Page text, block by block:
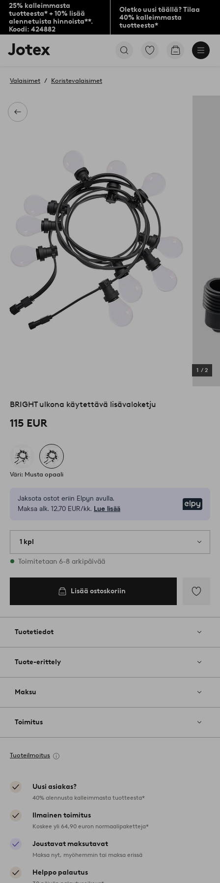
25% kalleimmasta
tuotteesta* + 10% lisää
alennetuista hinnoista**.
Koodi: 424882
Oletko uusi täällä? Tilaa
40% kalleimmasta
tuotteesta*
Jotex-
logo
aloitussivulle
Siirry
Siirry
Takaisin
Valaisimet Koristevalaisimet
1 / 2
BRIGHT ulkona käytettävä lisävaloketju
115 EUR
Väri: Musta opaali
Jaksota ostot eriin Elpyn avulla.
Maksa alk. 12,70 EUR/kk. Lue lisää
1 kpl
Varastossa
Toimitetaan 6-8 arkipäivää
Lisää ostoskoriin
Tuotetiedot
Tuote-erittely
Maksu
Toimitus
Tuoteilmoitus
Uusi asiakas?
40% alennusta kalleimmasta tuotteesta*
Ilmainen toimitus
Koskee yli 64,90 euron normaalipaketteja*
Joustavat maksutavat
Maksa nyt, myöhemmin tai maksa erissä
Helppo palautus